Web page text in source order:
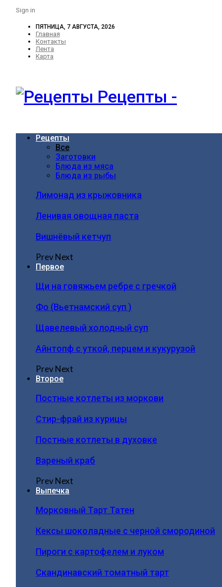
Sign in
ПЯТНИЦА, 7 АВГУСТА, 2026
Главная
Контакты
Лента
Карта
Рецепты -
Рецепты
Все
Заготовки
Блюда из мяса
Блюда из рыбы
Лимонад из крыжовника
Ленивая овощная паста
Вишнёвый кетчуп
PrevNext
Первое
Щи на говяжьем ребре с гречкой
Фо (Вьетнамский суп )
Щавелевый холодный суп
Айнтопф с уткой, перцем и кукурузой
PrevNext
Второе
Постные котлеты из моркови
Стир-фрай из курицы
Постные котлеты в духовке
Вареный краб
PrevNext
Выпечка
Морковный Тарт Татен
Кексы шоколадные с черной смородиной
Пироги c картофелем и луком
Скандинавский томатный тарт